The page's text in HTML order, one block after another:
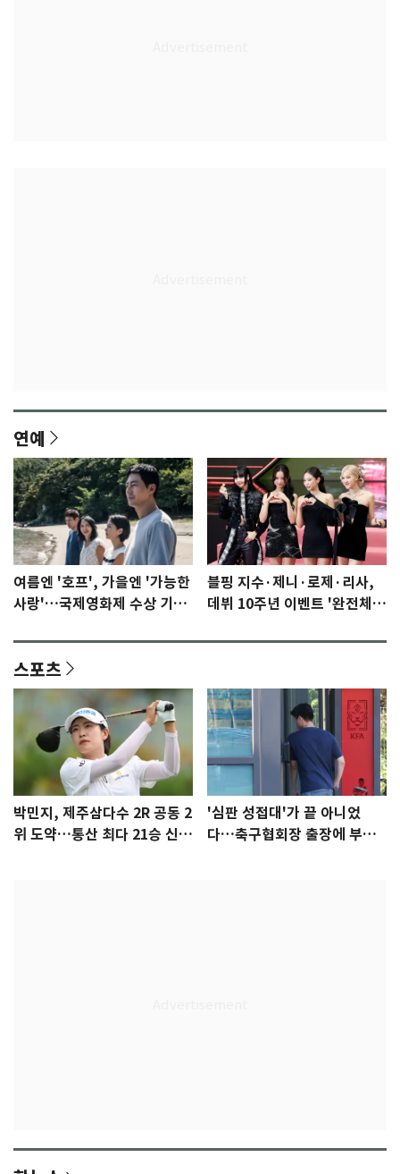
연예
여름엔 '호프', 가을엔 '가능한
사랑'…국제영화제 수상 기대
블핑 지수·제니·로제·리사,
데뷔 10주년 이벤트 '완전체'
스포츠
박민지, 제주삼다수 2R 공동 2
위 도약…통산 최다 21승 신기
'심판 성접대'가 끝 아니었
다…축구협회장 출장에 부인